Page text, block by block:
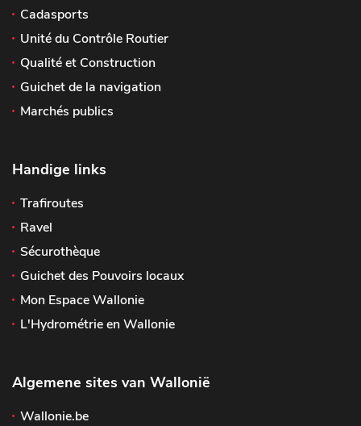
Cadasports
Unité du Contrôle Routier
Qualité et Construction
Guichet de la navigation
Marchés publics
Handige links
Trafiroutes
Ravel
Sécurothèque
Guichet des Pouvoirs locaux
Mon Espace Wallonie
L'Hydrométrie en Wallonie
Algemene sites van Wallonië
Wallonie.be